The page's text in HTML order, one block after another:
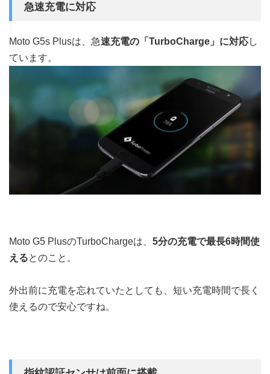
急速充電に対応
Moto G5s Plusは、急速充電の「TurboCharge」に対応し
ています。
Moto G5 PlusのTurboChargeは、 5分の充電で最長6時間使
えるとのこと。
外出前に充電を忘れていたとしても、短い充電時間で長く
使えるので安心ですね。